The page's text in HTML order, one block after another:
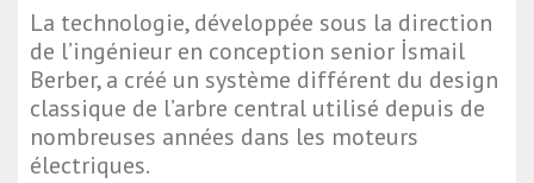
La technologie, développée sous la direction
de l’ingénieur en conception senior İsmail
Berber, a créé un système différent du design
classique de l’arbre central utilisé depuis de
nombreuses années dans les moteurs
électriques.